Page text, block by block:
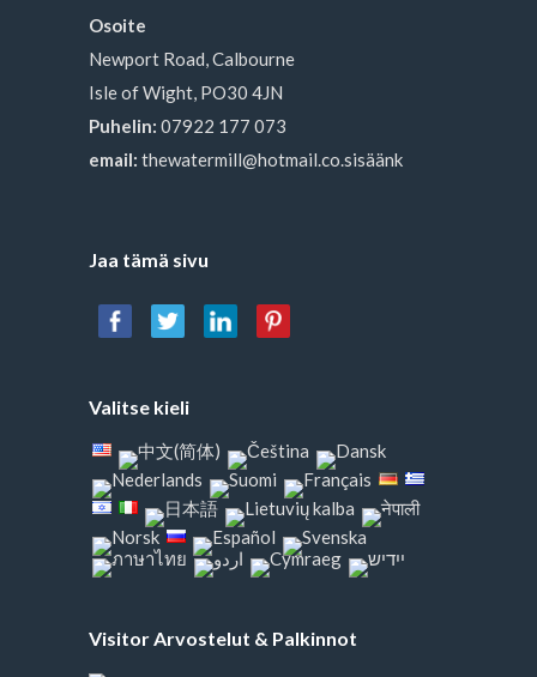
Osoite
Newport Road, Calbourne
Isle of Wight, PO30 4JN
Puhelin: 07922 177 073
email: thewatermill@hotmail.co.sisäänk
Jaa tämä sivu
Valitse kieli
Visitor Arvostelut & Palkinnot